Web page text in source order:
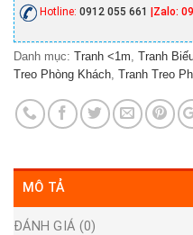
Hotline: 0912 055 661 |Zalo:
Danh mục: Tranh <1m Tranh
Treo Phòng Khách Tranh Treo
MÔ TẢ
ĐÁNH GIÁ (0)